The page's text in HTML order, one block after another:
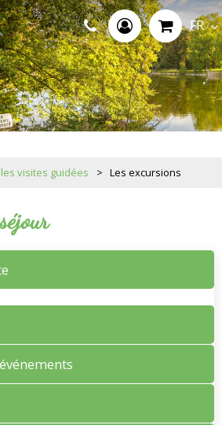
FR
visites guidées > Les excursions